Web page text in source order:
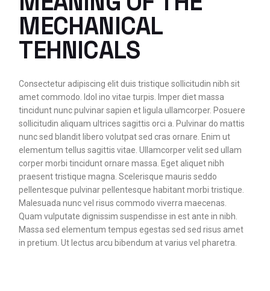
MECHANICAL
TEHNICALS
Consectetur adipiscing elit duis tristique sollicitudin nibh sit
amet commodo. Idol ino vitae turpis. Imper diet massa
tincidunt nunc pulvinar sapien et ligula ullamcorper. Posuere
sollicitudin aliquam ultrices sagittis orci a. Pulvinar do mattis
nunc sed blandit libero volutpat sed cras ornare. Enim ut
elementum tellus sagittis vitae. Ullamcorper velit sed ullam
corper morbi tincidunt ornare massa. Eget aliquet nibh
praesent tristique magna. Scelerisque mauris seddo
pellentesque pulvinar pellentesque habitant morbi tristique.
Malesuada nunc vel risus commodo viverra maecenas.
Quam vulputate dignissim suspendisse in est ante in nibh.
Massa sed elementum tempus egestas sed sed risus amet
in pretium. Ut lectus arcu bibendum at varius vel pharetra.